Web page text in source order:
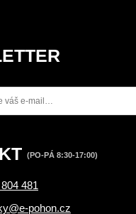
(PO-PÁ 8:30-17:00)
481
pohon.cz